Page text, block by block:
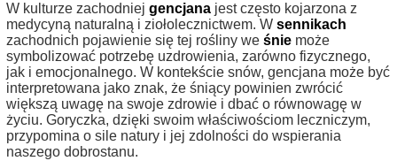
W kulturze zachodniej gencjana jest często kojarzona z
medycyną naturalną i ziołolecznictwem. W sennikach
zachodnich pojawienie się tej rośliny we śnie może
symbolizować potrzebę uzdrowienia, zarówno fizycznego,
jak i emocjonalnego. W kontekście snów, gencjana może być
interpretowana jako znak, że śniący powinien zwrócić
większą uwagę na swoje zdrowie i dbać o równowagę w
życiu. Goryczka, dzięki swoim właściwościom leczniczym,
przypomina o sile natury i jej zdolności do wspierania
naszego dobrostanu.